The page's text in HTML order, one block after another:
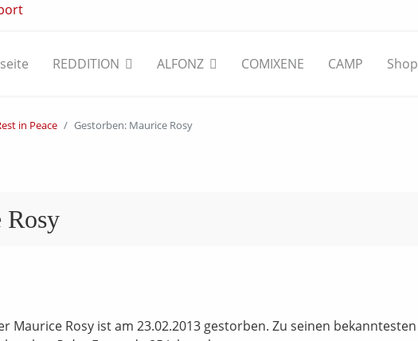
REDDITION ALFONZ COMIXENE CAMP Shop
in Peace Gestorben: Maurice Rosy
Rosy
Maurice Rosy ist am 23.02.2013 gestorben. Zu seinen bekanntesten